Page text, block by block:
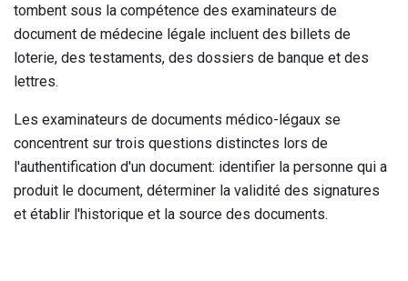
tombent sous la compétence des examinateurs de
document de médecine légale incluent des billets de
loterie, des testaments, des dossiers de banque et des
lettres.
Les examinateurs de documents médico-légaux se
concentrent sur trois questions distinctes lors de
l'authentification d'un document: identifier la personne qui a
produit le document, déterminer la validité des signatures
et établir l'historique et la source des documents.